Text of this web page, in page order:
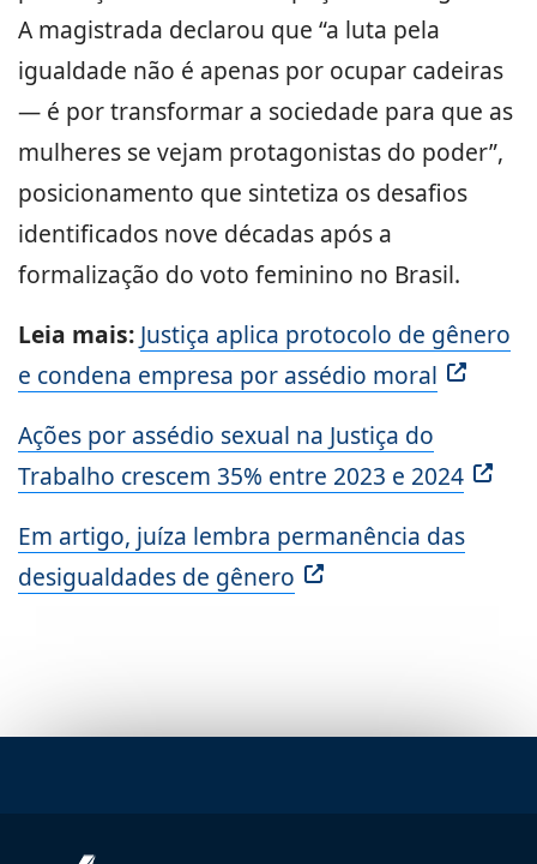
A magistrada declarou que “a luta pela
igualdade não é apenas por ocupar cadeiras
— é por transformar a sociedade para que as
mulheres se vejam protagonistas do poder”,
posicionamento que sintetiza os desafios
identificados nove décadas após a
formalização do voto feminino no Brasil.
Leia mais: Justiça aplica protocolo de gênero
e condena empresa por assédio moral
Ações por assédio sexual na Justiça do
Trabalho crescem 35% entre 2023 e 2024
Em artigo, juíza lembra permanência das
desigualdades de gênero